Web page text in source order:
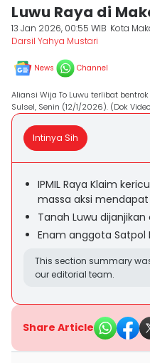
Luwu Raya di
13 Jan 2026, 00:55 WIB Kota
Darsil Yahya Mustari
News Channel
Aliansi Wija To Luwu terlibat
Sulsel, Senin (12/1/2026). (Dok
Intinya Sih
IPMIL Raya Klaim
massa aksi
Tanah Luwu
Enam anggota Satpol
This section summary
our editorial team.
Share Article